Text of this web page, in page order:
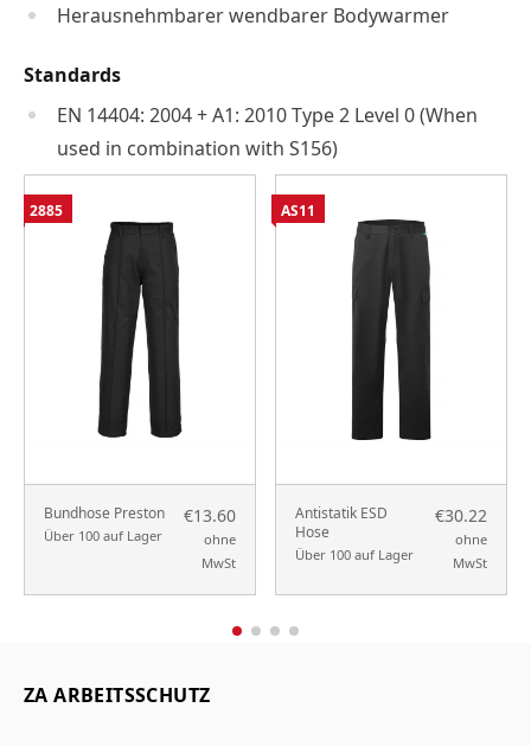
Herausnehmbarer wendbarer Bodywarmer
Standards
EN 14404: 2004 + A1: 2010 Type 2 Level 0 (When
used in combination with S156)
Bundhose Preston
Über 100 auf Lager
€13.60
ohne
MwSt
2885
Antistatik ESD
Hose
Über 100 auf Lager
€30.22
ohne
MwSt
AS11
ZA ARBEITSSCHUTZ